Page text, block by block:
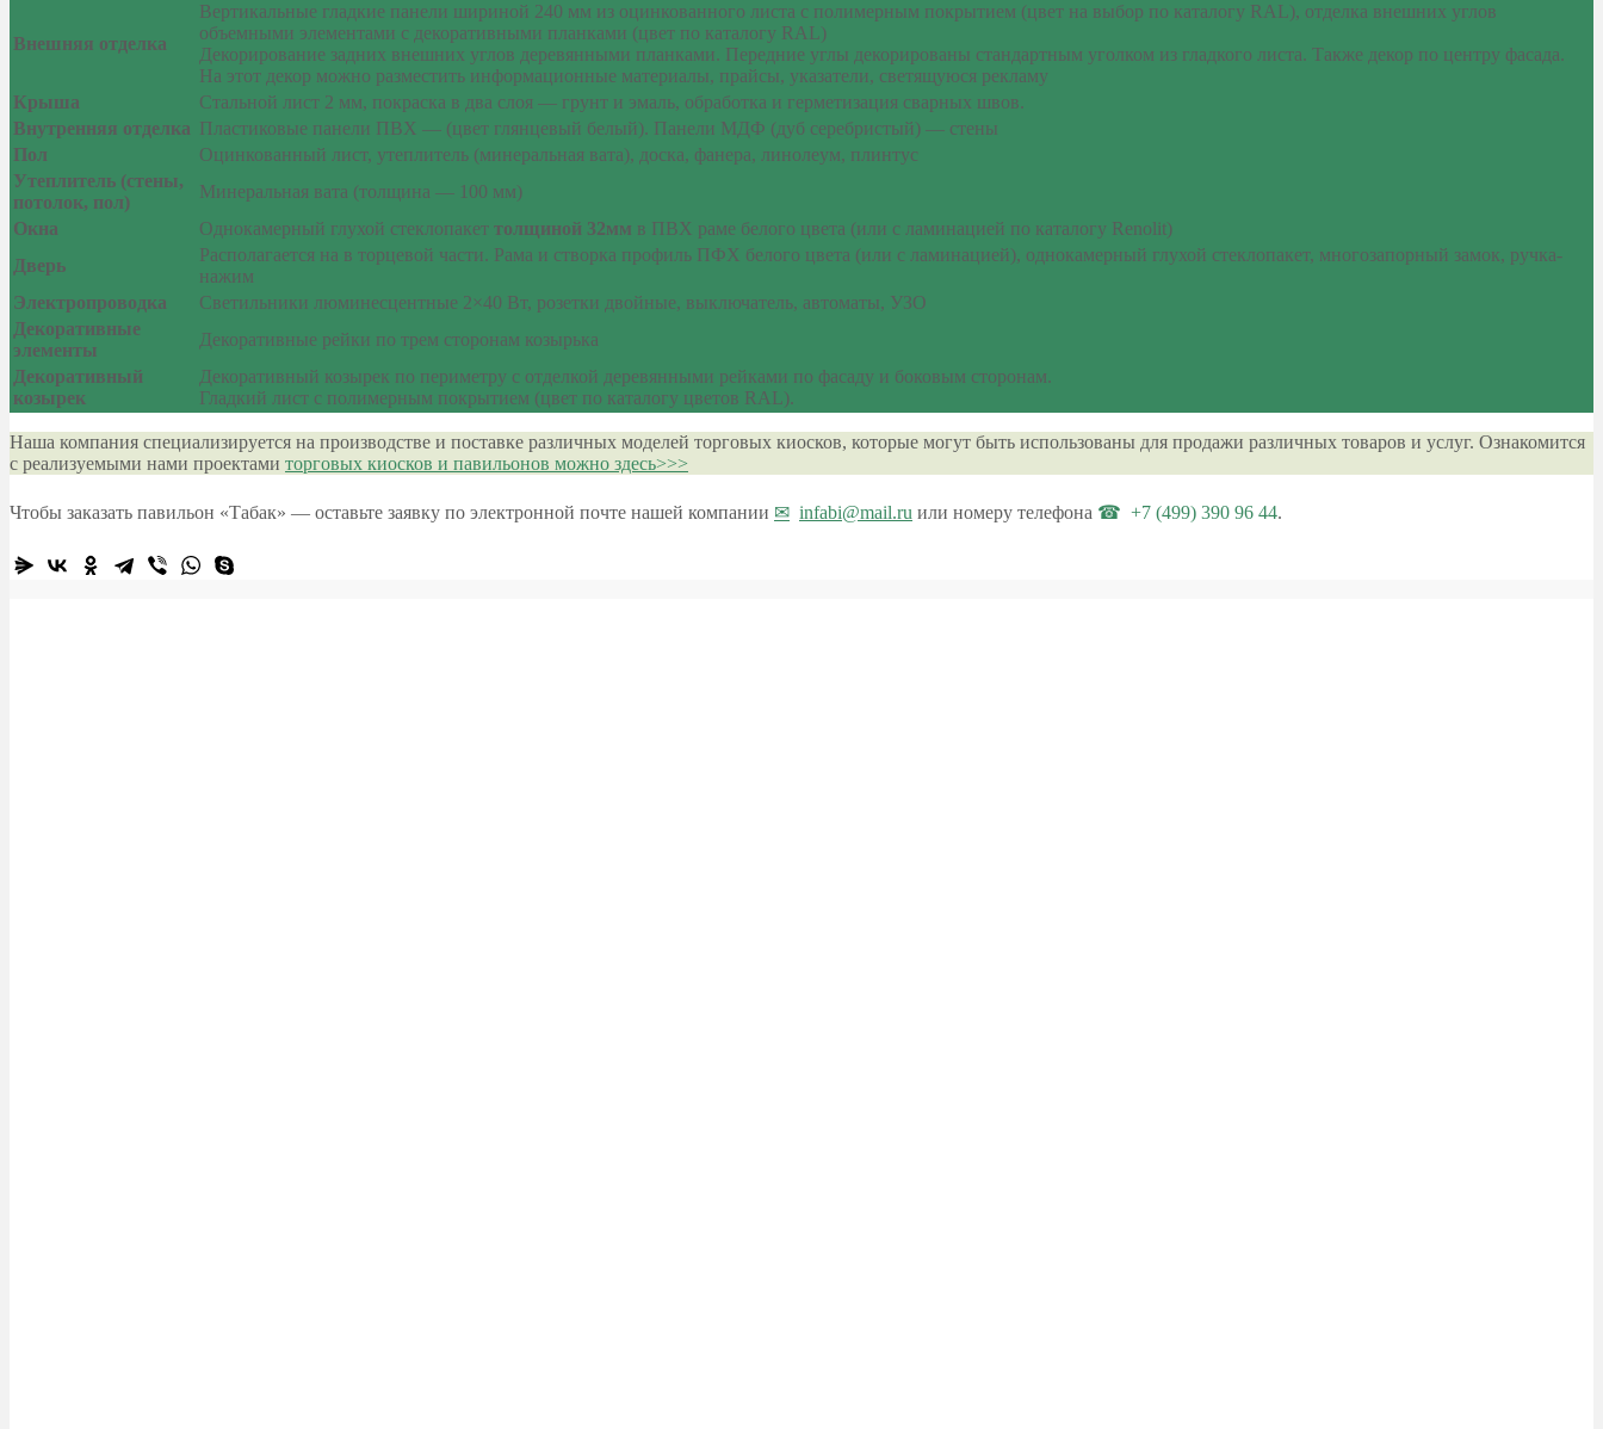
Внешняя отделка
Вертикальные гладкие панели шириной 240 мм из оцинкованного листа с полимерным покрытием (цвет на выбор по каталогу RAL), отделка внешних углов
объемными элементами с декоративными планками (цвет по каталогу RAL)
Декорирование задних внешних углов деревянными планками. Передние углы декорированы стандартным уголком из гладкого листа. Также декор по центру фасада.
На этот декор можно разместить информационные материалы, прайсы, указатели, светящуюся рекламу
Крыша
Стальной лист 2 мм, покраска в два слоя — грунт и эмаль, обработка и герметизация сварных швов.
Внутренняя отделка Пластиковые панели ПВХ — (цвет глянцевый белый). Панели МДФ (дуб серебристый) — стены
Пол
Оцинкованный лист, утеплитель (минеральная вата), доска, фанера, линолеум, плинтус
Утеплитель (стены,
потолок, пол)
Минеральная вата (толщина — 100 мм)
Окна
Однокамерный глухой стеклопакет толщиной 32мм в ПВХ раме белого цвета (или с ламинацией по каталогу Renolit)
Дверь
Располагается на в торцевой части. Рама и створка профиль ПФХ белого цвета (или с ламинацией), однокамерный глухой стеклопакет, многозапорный замок, ручка-
нажим
Электропроводка
Светильники люминесцентные 2×40 Вт, розетки двойные, выключатель, автоматы, УЗО
Декоративные
элементы
Декоративные рейки по трем сторонам козырька
Декоративный
козырек
Декоративный козырек по периметру с отделкой деревянными рейками по фасаду и боковым сторонам.
Гладкий лист с полимерным покрытием (цвет по каталогу цветов RAL).
Наша компания специализируется на производстве и поставке различных моделей торговых киосков, которые могут быть использованы для продажи различных товаров и услуг. Ознакомится
с реализуемыми нами проектами торговых киосков и павильонов можно здесь>>>
Чтобы заказать павильон «Табак» — оставьте заявку по электронной почте нашей компании infabi@mail.ru или номеру телефона +7 (499) 390 96 44.